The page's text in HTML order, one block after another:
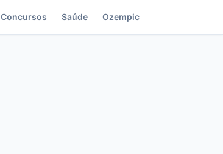
Concursos Saúde Ozempic